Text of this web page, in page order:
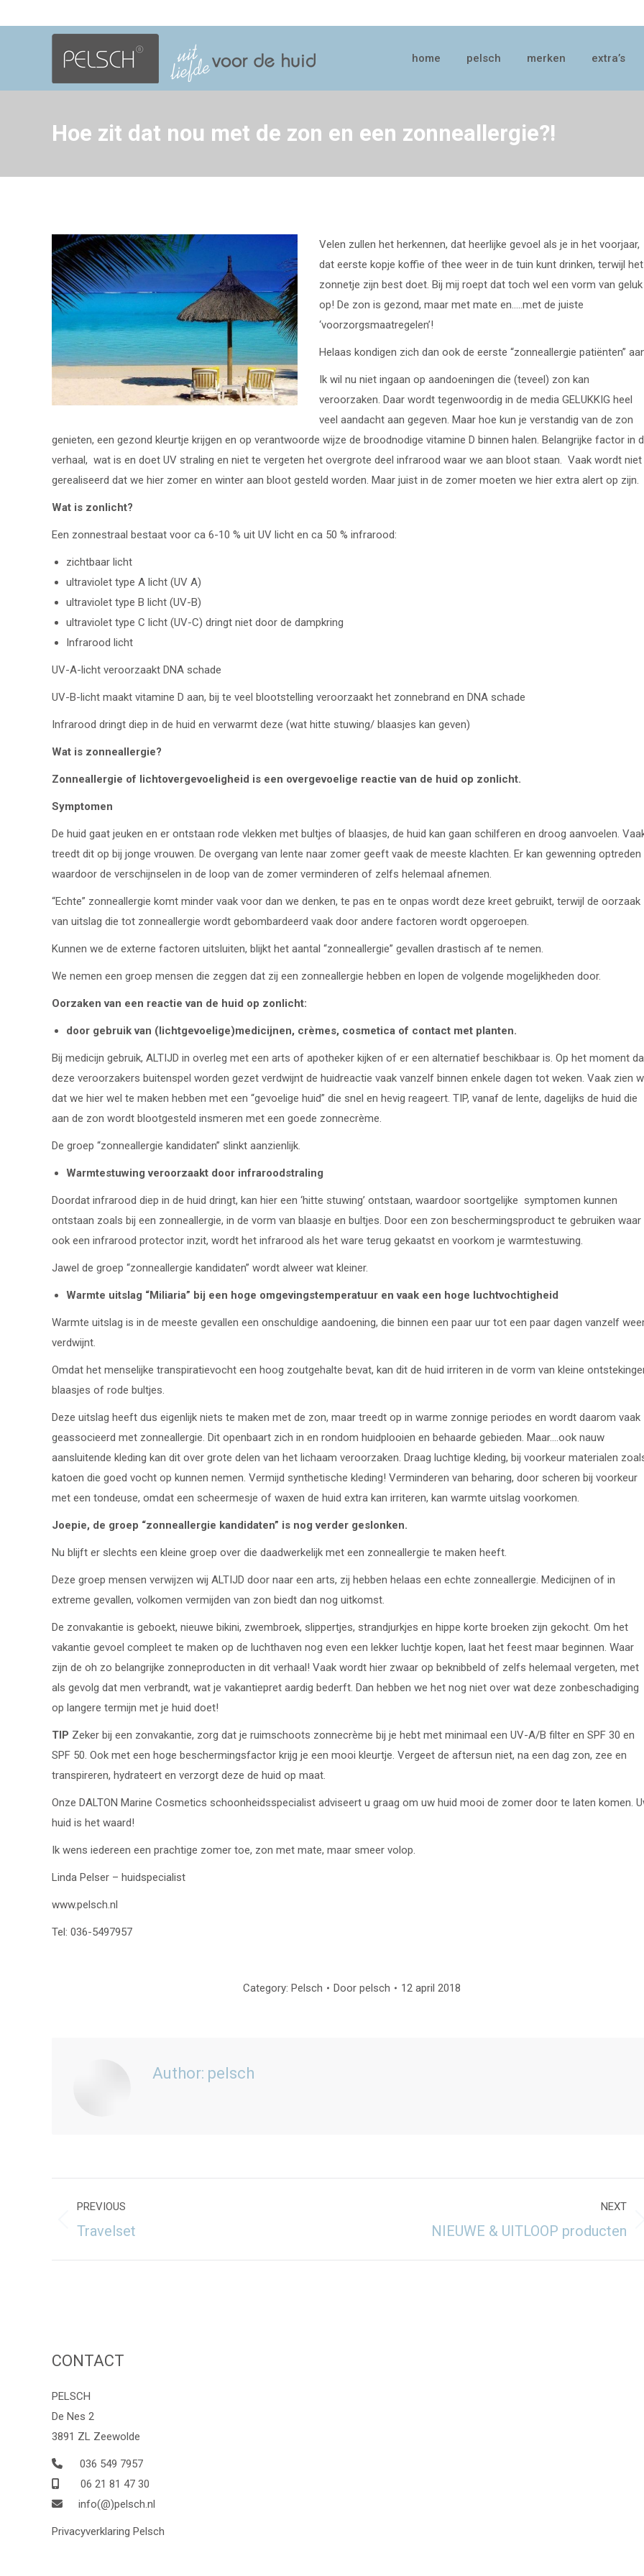
home pelsch merken extra’s
Hoe zit dat nou met de zon en een zonneallergie?!
Velen zullen het herkennen, dat heerlijke gevoel als je in het voorjaar,
dat eerste kopje koffie of thee weer in de tuin kunt drinken, terwijl het
zonnetje zijn best doet. Bij mij roept dat toch wel een vorm van geluk
op! De zon is gezond, maar met mate en…..met de juiste
‘voorzorgsmaatregelen’!
Helaas kondigen zich dan ook de eerste “zonneallergie patiënten”
Ik wil nu niet ingaan op aandoeningen die (teveel) zon kan
veroorzaken. Daar wordt tegenwoordig in de media GELUKKIG heel
veel aandacht aan gegeven. Maar hoe kun je verstandig van de zon
genieten, een gezond kleurtje krijgen en op verantwoorde wijze de broodnodige vitamine D binnen halen. Belangrijke factor in
verhaal, wat is en doet UV straling en niet te vergeten het overgrote deel infrarood waar we aan bloot staan. Vaak wordt niet
gerealiseerd dat we hier zomer en winter aan bloot gesteld worden. Maar juist in de zomer moeten we hier extra alert op zijn.
Wat is zonlicht?
Een zonnestraal bestaat voor ca 6-10 % uit UV licht en ca 50 % infrarood:
zichtbaar licht
ultraviolet type A licht (UV A)
ultraviolet type B licht (UV-B)
ultraviolet type C licht (UV-C) dringt niet door de dampkring
Infrarood licht
UV-A-licht veroorzaakt DNA schade
UV-B-licht maakt vitamine D aan, bij te veel blootstelling veroorzaakt het zonnebrand en DNA schade
Infrarood dringt diep in de huid en verwarmt deze (wat hitte stuwing/ blaasjes kan geven)
Wat is zonneallergie?
Zonneallergie of lichtovergevoeligheid is een overgevoelige reactie van de huid op zonlicht.
Symptomen
De huid gaat jeuken en er ontstaan rode vlekken met bultjes of blaasjes, de huid kan gaan schilferen en droog aanvoelen.
treedt dit op bij jonge vrouwen. De overgang van lente naar zomer geeft vaak de meeste klachten. Er kan gewenning optreden
waardoor de verschijnselen in de loop van de zomer verminderen of zelfs helemaal afnemen.
“Echte” zonneallergie komt minder vaak voor dan we denken, te pas en te onpas wordt deze kreet gebruikt, terwijl de oorzaak
van uitslag die tot zonneallergie wordt gebombardeerd vaak door andere factoren wordt opgeroepen.
Kunnen we de externe factoren uitsluiten, blijkt het aantal “zonneallergie” gevallen drastisch af te nemen.
We nemen een groep mensen die zeggen dat zij een zonneallergie hebben en lopen de volgende mogelijkheden door.
Oorzaken van een reactie van de huid op zonlicht:
door gebruik van (lichtgevoelige)medicijnen, crèmes, cosmetica of contact met planten.
Bij medicijn gebruik, ALTIJD in overleg met een arts of apotheker kijken of er een alternatief beschikbaar is. Op het moment
deze veroorzakers buitenspel worden gezet verdwijnt de huidreactie vaak vanzelf binnen enkele dagen tot weken. Vaak zien
dat we hier wel te maken hebben met een “gevoelige huid” die snel en hevig reageert. TIP, vanaf de lente, dagelijks de huid die
aan de zon wordt blootgesteld insmeren met een goede zonnecrème.
De groep “zonneallergie kandidaten” slinkt aanzienlijk.
Warmtestuwing veroorzaakt door infraroodstraling
Doordat infrarood diep in de huid dringt, kan hier een ‘hitte stuwing’ ontstaan, waardoor soortgelijke symptomen kunnen
ontstaan zoals bij een zonneallergie, in de vorm van blaasje en bultjes. Door een zon beschermingsproduct te gebruiken waar
ook een infrarood protector inzit, wordt het infrarood als het ware terug gekaatst en voorkom je warmtestuwing.
Jawel de groep “zonneallergie kandidaten” wordt alweer wat kleiner.
Warmte uitslag “Miliaria” bij een hoge omgevingstemperatuur en vaak een hoge luchtvochtigheid
Warmte uitslag is in de meeste gevallen een onschuldige aandoening, die binnen een paar uur tot een paar dagen vanzelf
verdwijnt.
Omdat het menselijke transpiratievocht een hoog zoutgehalte bevat, kan dit de huid irriteren in de vorm van kleine
blaasjes of rode bultjes.
Deze uitslag heeft dus eigenlijk niets te maken met de zon, maar treedt op in warme zonnige periodes en wordt daarom vaak
geassocieerd met zonneallergie. Dit openbaart zich in en rondom huidplooien en behaarde gebieden. Maar….ook nauw
aansluitende kleding kan dit over grote delen van het lichaam veroorzaken. Draag luchtige kleding, bij voorkeur materialen
katoen die goed vocht op kunnen nemen. Vermijd synthetische kleding! Verminderen van beharing, door scheren bij voorkeur
met een tondeuse, omdat een scheermesje of waxen de huid extra kan irriteren, kan warmte uitslag voorkomen.
Joepie, de groep “zonneallergie kandidaten” is nog verder geslonken.
Nu blijft er slechts een kleine groep over die daadwerkelijk met een zonneallergie te maken heeft.
Deze groep mensen verwijzen wij ALTIJD door naar een arts, zij hebben helaas een echte zonneallergie. Medicijnen of in
extreme gevallen, volkomen vermijden van zon biedt dan nog uitkomst.
De zonvakantie is geboekt, nieuwe bikini, zwembroek, slippertjes, strandjurkjes en hippe korte broeken zijn gekocht. Om het
vakantie gevoel compleet te maken op de luchthaven nog even een lekker luchtje kopen, laat het feest maar beginnen. Waar
zijn de oh zo belangrijke zonneproducten in dit verhaal! Vaak wordt hier zwaar op beknibbeld of zelfs helemaal vergeten, met
als gevolg dat men verbrandt, wat je vakantiepret aardig bederft. Dan hebben we het nog niet over wat deze zonbeschadiging
op langere termijn met je huid doet!
TIP Zeker bij een zonvakantie, zorg dat je ruimschoots zonnecrème bij je hebt met minimaal een UV-A/B filter en SPF 30 en
SPF 50. Ook met een hoge beschermingsfactor krijg je een mooi kleurtje. Vergeet de aftersun niet, na een dag zon, zee en
transpireren, hydrateert en verzorgt deze de huid op maat.
Onze DALTON Marine Cosmetics schoonheidsspecialist adviseert u graag om uw huid mooi de zomer door te laten komen.
huid is het waard!
Ik wens iedereen een prachtige zomer toe, zon met mate, maar smeer volop.
Linda Pelser – huidspecialist
www.pelsch.nl
Tel: 036-5497957
Category: Pelsch Door pelsch 12 april 2018
Author: pelsch
navigation
PREVIOUS
Previous
Travelset
NEXT
NIEUWE & UITLOOP producten
CONTACT
PELSCH
De Nes 2
3891 ZL Zeewolde
036 549 7957
06 21 81 47 30
info(@)pelsch.nl
Privacyverklaring Pelsch